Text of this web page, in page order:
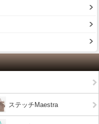
ステッチMaestra